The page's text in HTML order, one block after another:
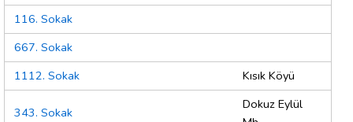
116. Sokak
667. Sokak
1112. Sokak
Kısık Köyü
343. Sokak
Dokuz Eylül